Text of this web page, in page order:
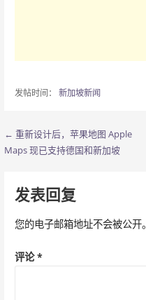
发帖时间： 新加坡新闻
文
导
航
← 重新设计后，苹果地图 Apple
Maps 现已支持德国和新加坡
发表回复
您的电子邮箱地址不会被公开。
评论*